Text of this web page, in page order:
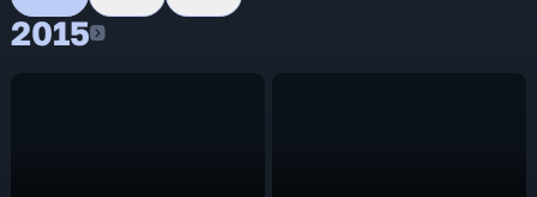
20152015